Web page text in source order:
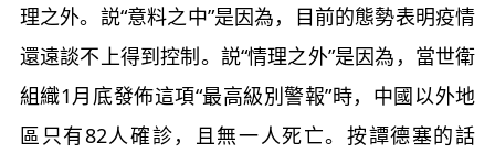
理之外。説“意料之中”是因為，目前的態勢表明疫情
還遠談不上得到控制。説“情理之外”是因為，當世衛
組織1月底發佈這項“最高級別警報”時，中國以外地
區只有82人確診，且無一人死亡。按譚德塞的話